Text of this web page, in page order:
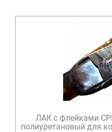
ЛАК c флейками
полиуретановый для